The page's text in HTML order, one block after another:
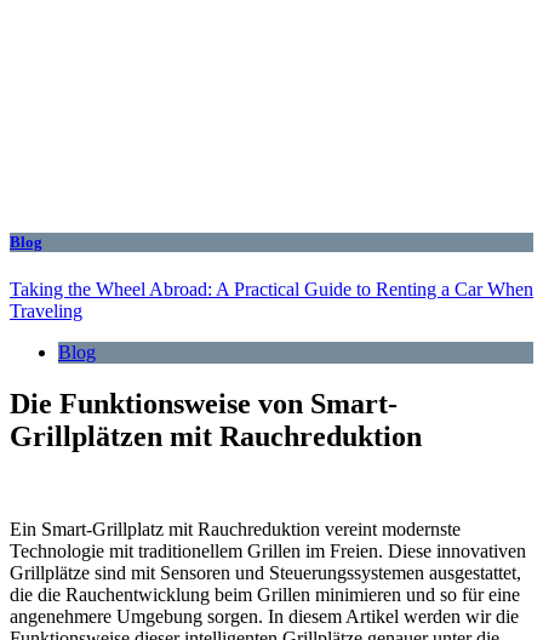
Blog
Taking the Wheel Abroad: A Practical Guide to Renting a Car When
Traveling
Blog
Die Funktionsweise von Smart-
Grillplätzen mit Rauchreduktion
Ein Smart-Grillplatz mit Rauchreduktion vereint modernste
Technologie mit traditionellem Grillen im Freien. Diese innovativen
Grillplätze sind mit Sensoren und Steuerungssystemen ausgestattet,
die die Rauchentwicklung beim Grillen minimieren und so für eine
angenehmere Umgebung sorgen. In diesem Artikel werden wir die